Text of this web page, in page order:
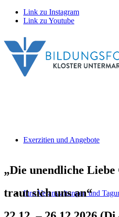
Link zu Instagram
Link zu Youtube
Exerzitien und Angebote
Ihre Veranstaltungen und
„Die unendliche Liebe
traut sich uns an“